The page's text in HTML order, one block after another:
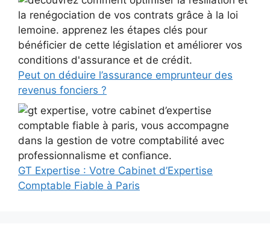
Peut on déduire l’assurance emprunteur des
revenus fonciers ?
GT Expertise : Votre Cabinet d’Expertise
Comptable Fiable à Paris